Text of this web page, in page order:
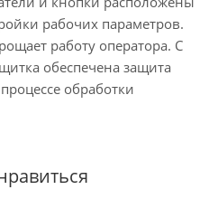
рабочих параметров.
работу оператора. С
обеспечена защита
обработки